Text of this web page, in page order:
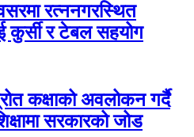
रत्ननगरस्थित
कुर्सी र टेबल सहयोग
कक्षाको अवलोकन गर्दै
सरकारको जोड